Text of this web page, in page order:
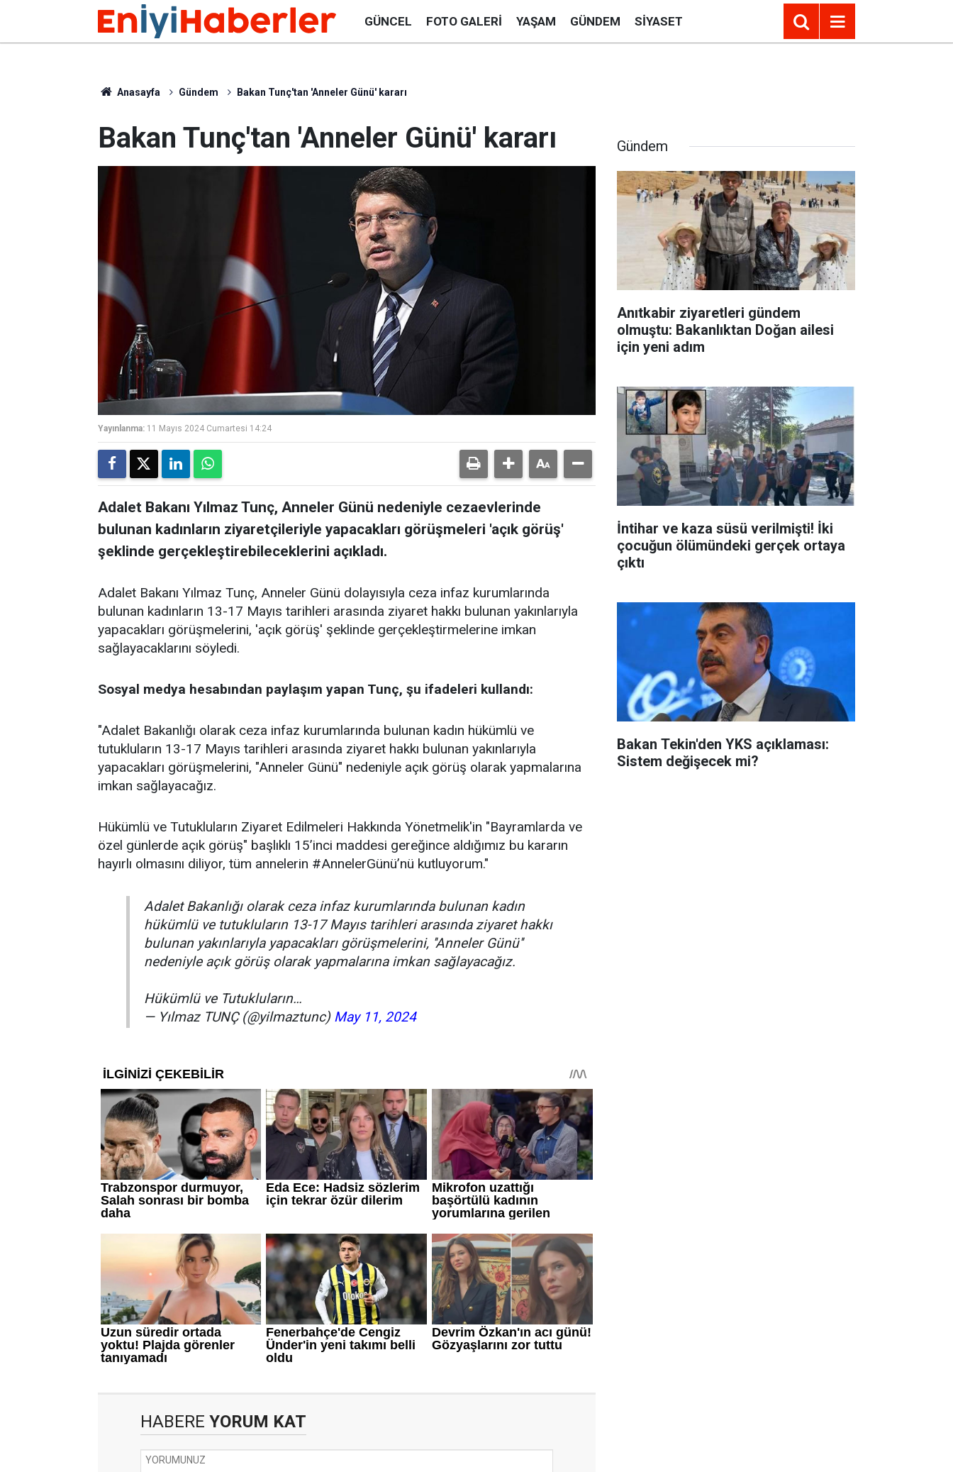
GÜNCEL FOTO GALERI YAŞAM GÜNDEM SIYASET
Anasayfa Gündem Bakan Tunç'tan 'Anneler Günü' kararı
Bakan Tunç'tan 'Anneler Günü' kararı
Yayınlanma: 11 Mayıs 2024 Cumartesi 14:24
Adalet Bakanı Yılmaz Tunç, Anneler Günü nedeniyle cezaevlerinde
bulunan kadınların ziyaretçileriyle yapacakları görüşmeleri 'açık görüş'
şeklinde gerçekleştirebileceklerini açıkladı.
Adalet Bakanı Yılmaz Tunç, Anneler Günü dolayısıyla ceza infaz kurumlarında
bulunan kadınların 13-17 Mayıs tarihleri arasında ziyaret hakkı bulunan yakınlarıyla
yapacakları görüşmelerini, 'açık görüş' şeklinde gerçekleştirmelerine imkan
sağlayacaklarını söyledi.
Sosyal medya hesabından paylaşım yapan Tunç, şu ifadeleri kullandı:
"Adalet Bakanlığı olarak ceza infaz kurumlarında bulunan kadın hükümlü ve
tutukluların 13-17 Mayıs tarihleri arasında ziyaret hakkı bulunan yakınlarıyla
yapacakları görüşmelerini, "Anneler Günü" nedeniyle açık görüş olarak yapmalarına
imkan sağlayacağız.
Hükümlü ve Tutukluların Ziyaret Edilmeleri Hakkında Yönetmelik'in "Bayramlarda ve
özel günlerde açık görüş" başlıklı 15’inci maddesi gereğince aldığımız bu kararın
hayırlı olmasını diliyor, tüm annelerin #AnnelerGünü’nü kutluyorum."
Adalet Bakanlığı olarak ceza infaz kurumlarında bulunan kadın
hükümlü ve tutukluların 13-17 Mayıs tarihleri arasında ziyaret hakkı
bulunan yakınlarıyla yapacakları görüşmelerini, ''Anneler Günü''
nedeniyle açık görüş olarak yapmalarına imkan sağlayacağız.
Hükümlü ve Tutukluların…
— Yılmaz TUNÇ (@yilmaztunc) May 11, 2024
HABERE YORUM KAT
Gündem
Anıtkabir ziyaretleri gündem
olmuştu: Bakanlıktan Doğan ailesi
için yeni adım
İntihar ve kaza süsü verilmişti! İki
çocuğun ölümündeki gerçek ortaya
çıktı
Bakan Tekin'den YKS açıklaması:
Sistem değişecek mi?